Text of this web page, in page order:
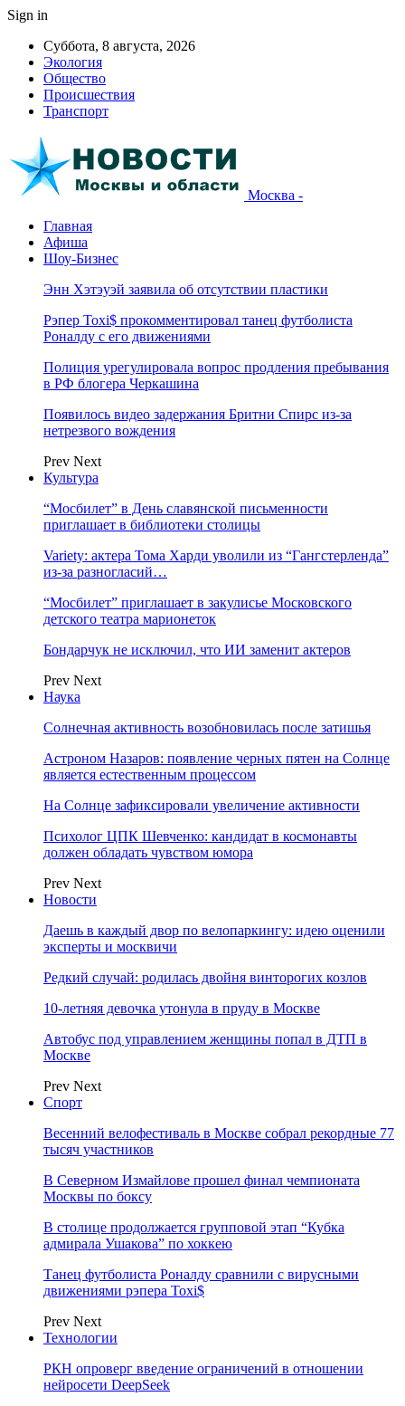
Sign in
Суббота, 8 августа, 2026
Экология
Общество
Происшествия
Транспорт
Москва -
Главная
Афиша
Шоу-Бизнес
Энн Хэтэуэй заявила об отсутствии пластики
Рэпер Toxi$ прокомментировал танец футболиста
Роналду с его движениями
Полиция урегулировала вопрос продления пребывания
в РФ блогера Черкашина
Появилось видео задержания Бритни Спирс из-за
нетрезвого вождения
Prev Next
Культура
“Мосбилет” в День славянской письменности
приглашает в библиотеки столицы
Variety: актера Тома Харди уволили из “Гангстерленда”
из-за разногласий…
“Мосбилет” приглашает в закулисье Московского
детского театра марионеток
Бондарчук не исключил, что ИИ заменит актеров
Prev Next
Наука
Солнечная активность возобновилась после затишья
Астроном Назаров: появление черных пятен на Солнце
является естественным процессом
На Солнце зафиксировали увеличение активности
Психолог ЦПК Шевченко: кандидат в космонавты
должен обладать чувством юмора
Prev Next
Новости
Даешь в каждый двор по велопаркингу: идею оценили
эксперты и москвичи
Редкий случай: родилась двойня винторогих козлов
10-летняя девочка утонула в пруду в Москве
Автобус под управлением женщины попал в ДТП в
Москве
Prev Next
Спорт
Весенний велофестиваль в Москве собрал рекордные 77
тысяч участников
В Северном Измайлове прошел финал чемпионата
Москвы по боксу
В столице продолжается групповой этап “Кубка
адмирала Ушакова” по хоккею
Танец футболиста Роналду сравнили с вирусными
движениями рэпера Toxi$
Prev Next
Технологии
РКН опроверг введение ограничений в отношении
нейросети DeepSeek